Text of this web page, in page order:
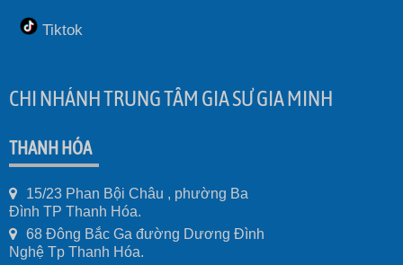
Tiktok
CHI NHÁNH TRUNG TÂM GIA SƯ GIA MINH
THANH HÓA
15/23 Phan Bội Châu , phường Ba
Đình TP Thanh Hóa.
68 Đông Bắc Ga đường Dương Đình
Nghệ Tp Thanh Hóa.